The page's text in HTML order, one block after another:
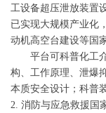
工设备超压泄放装置
已实现大规模产业化
动机高空台建设等国
平台可科普化工介
构、工作原理、泄爆
本质安全设计；科普
2. 消防与应急救援国